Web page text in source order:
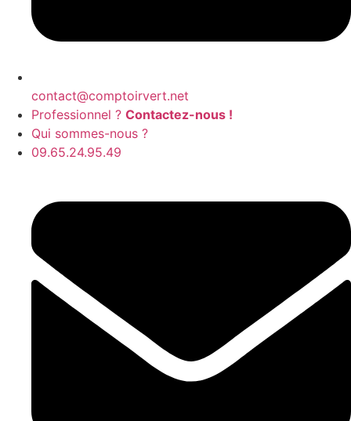
contact@comptoirvert.net
Professionnel ? Contactez-nous !
Qui sommes-nous ?
09.65.24.95.49